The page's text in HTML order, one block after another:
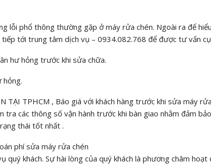
lỗi phổ thông thường gặp ở máy rửa chén. Ngoài ra để
tới trung tâm dịch vụ – 0934.082.768 để được tư vấn
hư hỏng trước khi sửa chữa.
hỏng.
TẠI TPHCM , Báo giá với khách hàng trước khi sửa máy
tra các thông số vận hành trước khi bàn giao nhằm đảm
thái tốt nhất .
phí sửa máy rửa chén
quý khách. Sự hài lòng của quý khách là phương châm hoạt